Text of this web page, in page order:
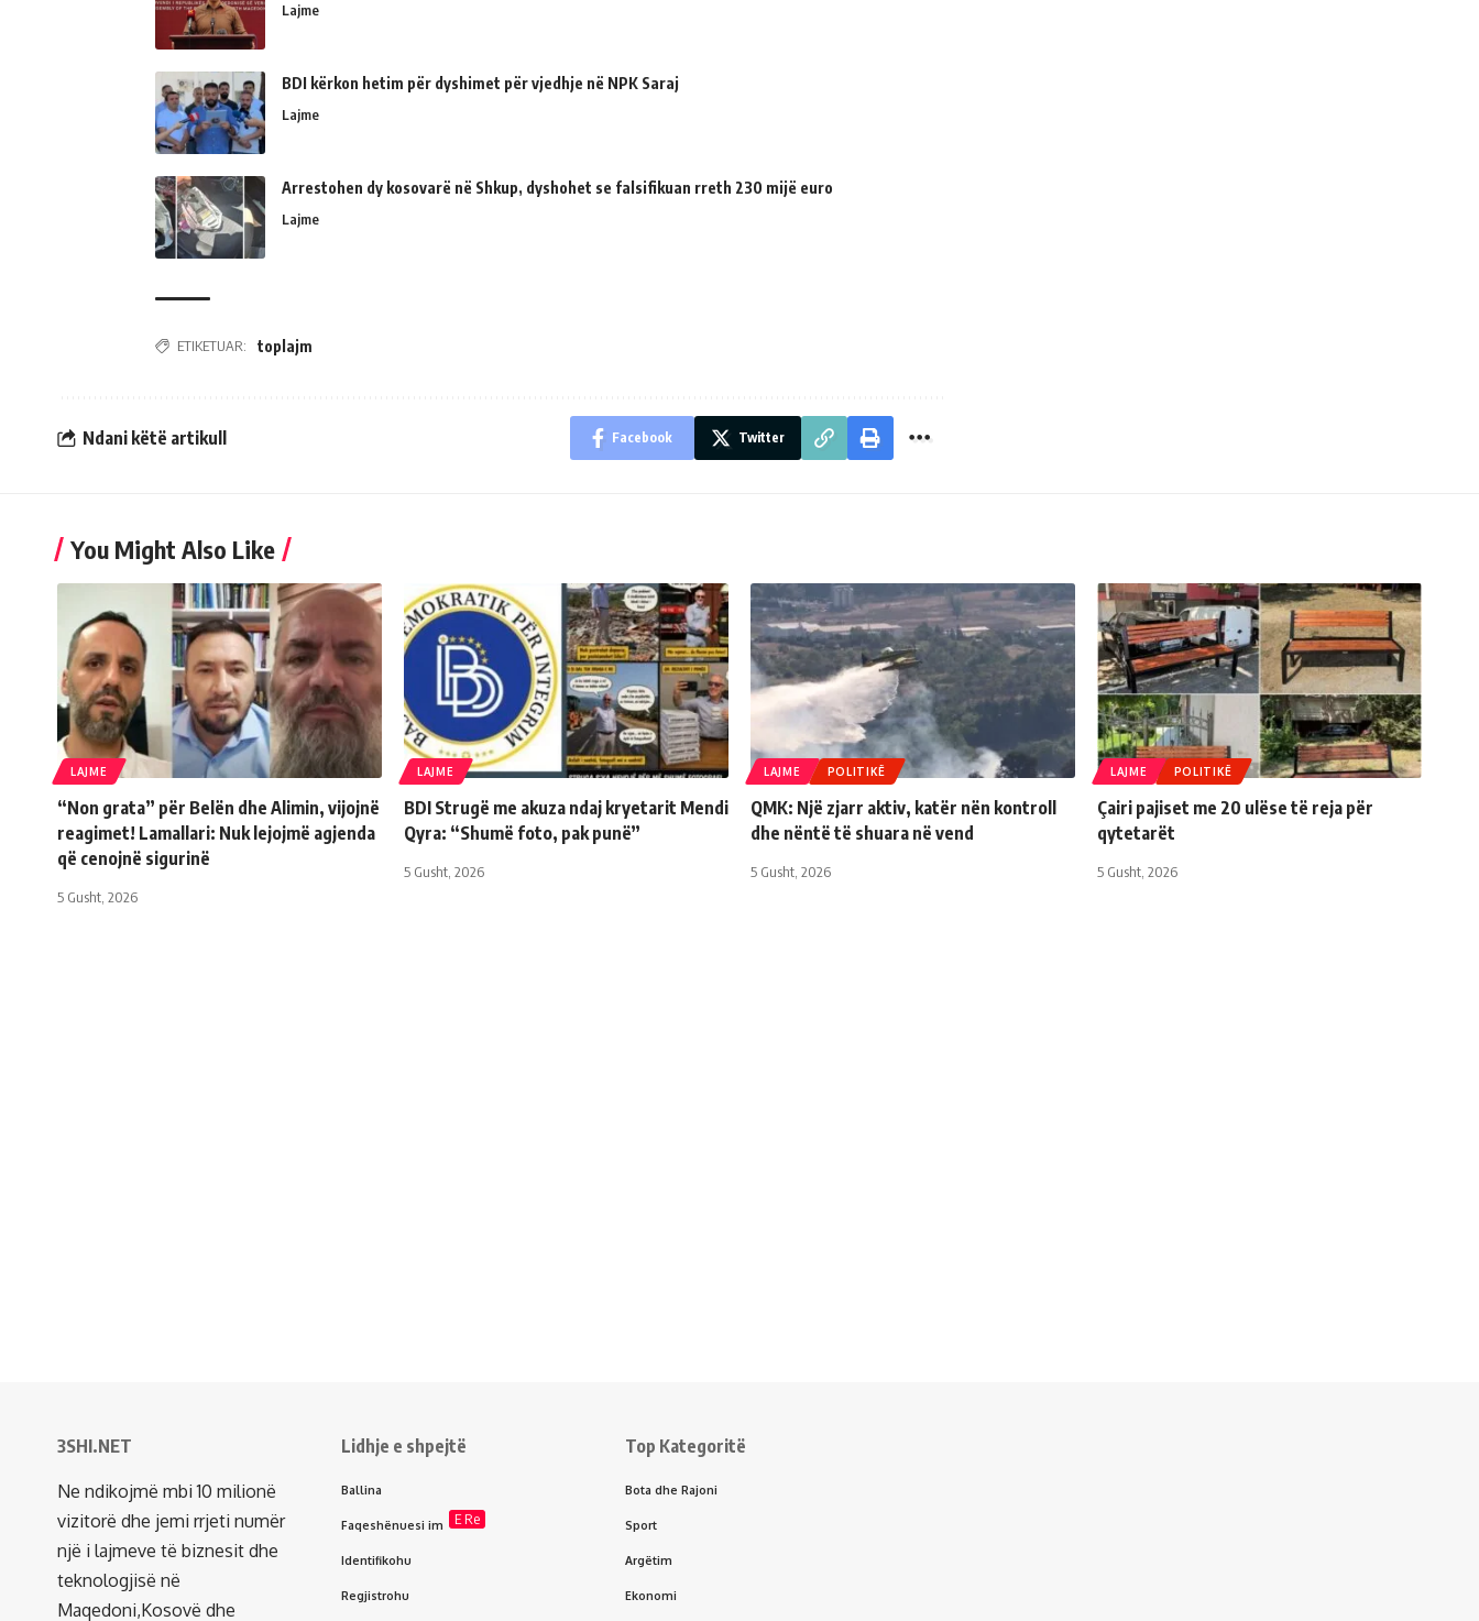
Lajme
BDI kërkon hetim për dyshimet për vjedhje në NPK Saraj
Lajme
Arrestohen dy kosovarë në Shkup, dyshohet se falsifikuan rreth 230 mijë euro
Lajme
ETIKETUAR: toplajm
Ndani këtë artikull Facebook Twitter
You Might Also Like
LAJME
“Non grata” për Belën dhe Alimin, vijojnë
reagimet! Lamallari: Nuk lejojmë agjenda
që cenojnë sigurinë
5 Gusht, 2026
LAJME
BDI Strugë me akuza ndaj kryetarit Mendi
Qyra: “Shumë foto, pak punë”
5 Gusht, 2026
LAJME POLITIKË
QMK: Një zjarr aktiv, katër nën kontroll
dhe nëntë të shuara në vend
5 Gusht, 2026
LAJME POLITIKË
Çairi pajiset me 20 ulëse të reja për
qytetarët
5 Gusht, 2026
3SHI.NET
Ne ndikojmë mbi 10 milionë
vizitorë dhe jemi rrjeti numër
një i lajmeve të biznesit dhe
teknologjisë në
Maqedoni,Kosovë dhe
Lidhje e shpejtë
Ballina
Faqeshënuesi im E Re
Identifikohu
Regjistrohu
Top Kategoritë
Bota dhe Rajoni
Sport
Argëtim
Ekonomi